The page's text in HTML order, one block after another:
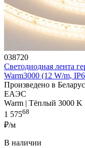
038720
Светодиодная лента
Warm3000 (12 W/m,
Произведено в
ЕАЭС
Warm | Тёплый 3000 K
1 57568
₽/м
В наличии